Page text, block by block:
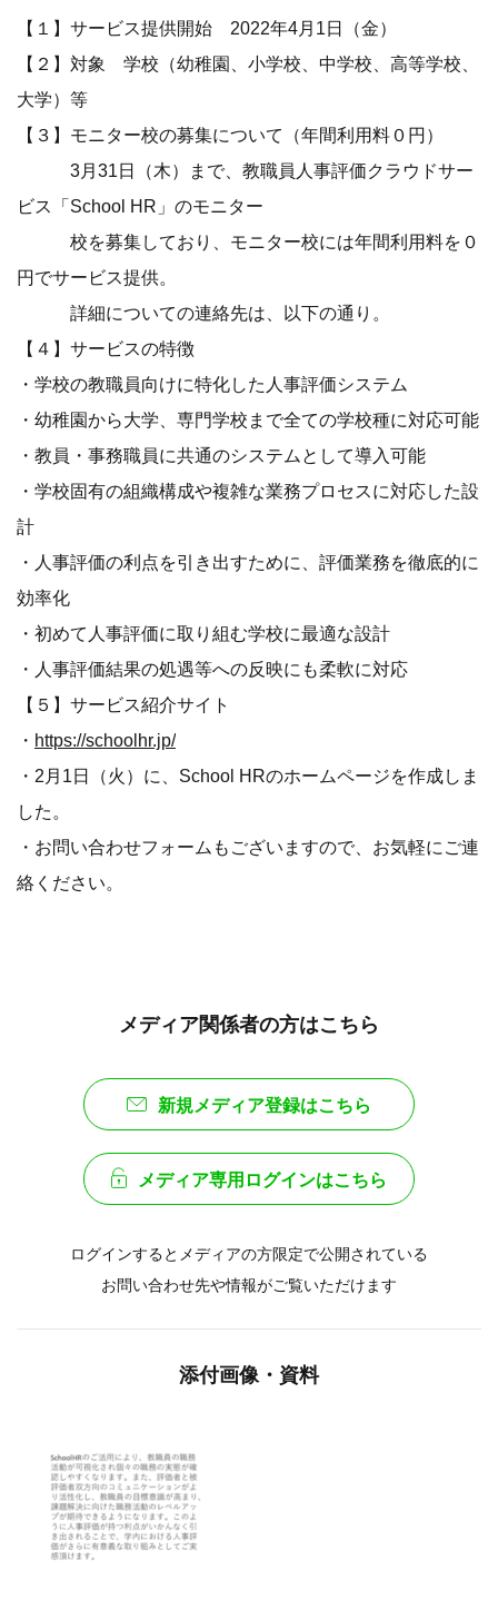
【１】サービス提供開始 2022年4月1日（金）
【２】対象 学校（幼稚園、小学校、中学校、高等学校、
大学）等
【３】モニター校の募集について（年間利用料０円）
3月31日（木）まで、教職員人事評価クラウドサー
ビス「School HR」のモニター
校を募集しており、モニター校には年間利用料を０
円でサービス提供。
詳細についての連絡先は、以下の通り。
【４】サービスの特徴
・学校の教職員向けに特化した人事評価システム
・幼稚園から大学、専門学校まで全ての学校種に対応可能
・教員・事務職員に共通のシステムとして導入可能
・学校固有の組織構成や複雑な業務プロセスに対応した設
計
・人事評価の利点を引き出すために、評価業務を徹底的に
効率化
・初めて人事評価に取り組む学校に最適な設計
・人事評価結果の処遇等への反映にも柔軟に対応
【５】サービス紹介サイト
・ https://schoolhr.jp/
・2月1日（火）に、School HRのホームページを作成しま
した。
・お問い合わせフォームもございますので、お気軽にご連
絡ください。
メディア関係者の方はこちら
新規メディア登録はこちら
メディア専用ログインはこちら
ログインするとメディアの方限定で公開されている
お問い合わせ先や情報がご覧いただけます
添付画像・資料